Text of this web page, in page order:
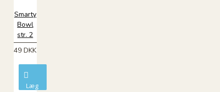
Smarty
Bowl
str. 2
49 DKK
Læg